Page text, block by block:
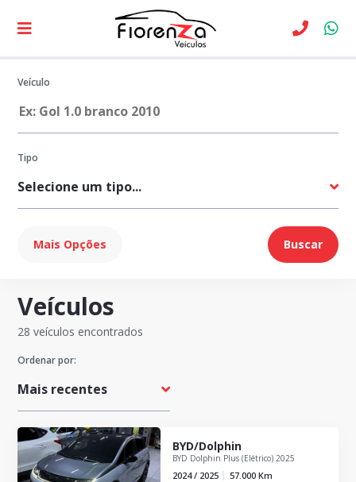
Veículo
Tipo
Modelo
Preço Máximo
Quilometragem Máxima
Mais Opções Buscar
Veículos
28 veículos encontrados
Ordenar por:
BYD/Dolphin
BYD Dolphin Plus (Elétrico) 2025
2024 / 2025 57.000 Km